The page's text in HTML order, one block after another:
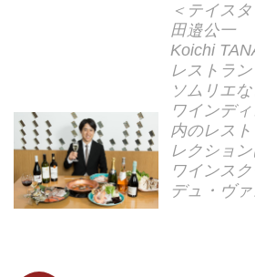
＜テイス
田邉公一
Koichi
レストラ
ソムリエな
ワインデ
内のレス
レクション
ワインス
デュ・ヴ